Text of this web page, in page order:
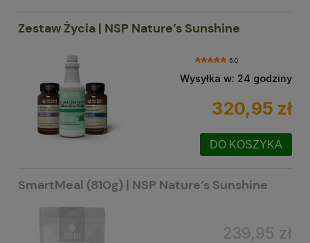
Zestaw Życia | NSP Nature’s Sunshine
5.0
Wysyłka w: 24 godziny
320,95 zł
DO KOSZYKA
SmartMeal (810g) | NSP Nature’s Sunshine
239,95 zł